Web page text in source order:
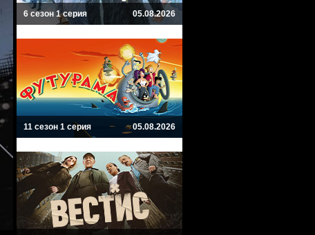
6 сезон 1 серия 05.08.2026
11 сезон 1 серия 05.08.2026